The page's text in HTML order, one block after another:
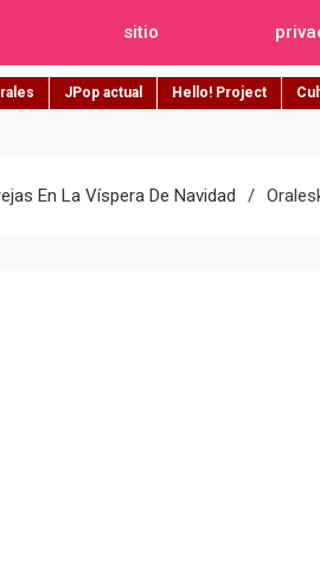
sitio
JPop actual Hello! Project
En La Víspera De Navidad